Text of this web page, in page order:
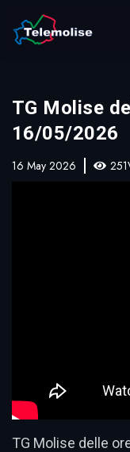
TG Molise
16/05/2026
16 May 2026
TG Molise delle